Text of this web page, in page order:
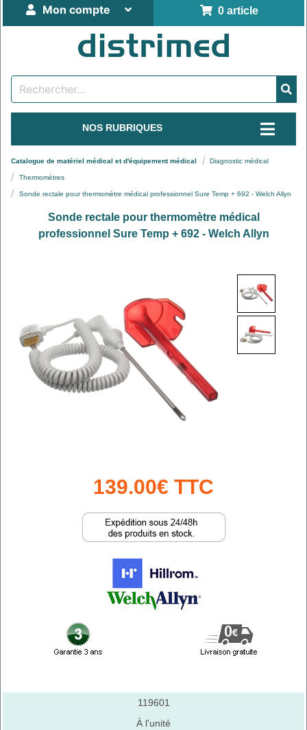
0 article
Mon compte
NOS RUBRIQUES
Catalogue de matériel médical et d'équipement médical Diagnostic médical
Thermomètres
Sonde rectale pour thermomètre médical professionnel Sure Temp + 692 - Welch Allyn
Sonde rectale pour thermomètre médical
professionnel Sure Temp + 692 - Welch Allyn
139.00€ TTC
119601
À l'unité